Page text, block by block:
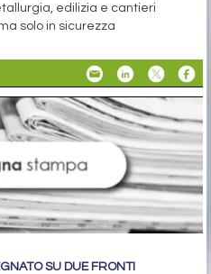
edilizia e cantieri
solo in sicurezza
SU DUE FRONTI